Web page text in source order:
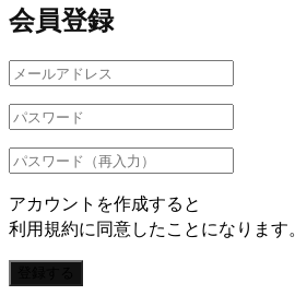
会員登録
アカウントを作成すると
利用規約に同意したことになります。